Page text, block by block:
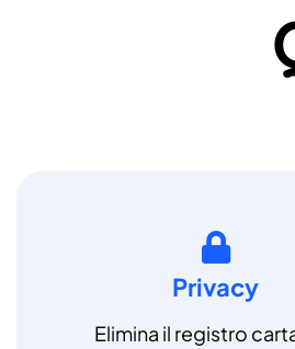
Privacy
Elimina il registro